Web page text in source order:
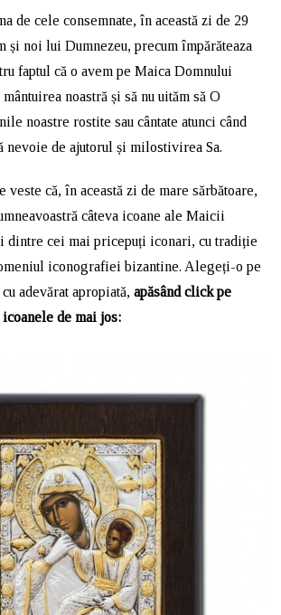
de cele consemnate, în această zi de 29
și noi lui Dumnezeu, precum împărăteaza
faptul că o avem pe Maica Domnului
noastră și să nu uităm să O
noastre rostite sau cântate atunci când
nevoie de ajutorul și milostivirea Sa.
veste că, în această zi de mare sărbătoare,
câteva icoane ale Maicii
dintre cei mai pricepuți iconari, cu tradiție
iconografiei bizantine. Alegeți-o pe
adevărat apropiată,apăsând click pe
de mai jos: